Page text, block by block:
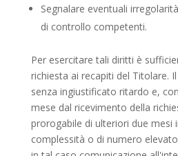
Segnalare eventuali
di controllo competenti.
Per esercitare tali diritti è
richiesta ai recapiti del Titolare.
senza ingiustificato ritardo e,
mese dal ricevimento della
prorogabile di ulteriori due mesi
complessità o di numero